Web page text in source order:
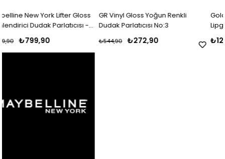
Gloss
-
GR Vinyl Gloss Yoğun Renkli
Dudak Parlatıcısı No:3
₺544,90
Golden Rose 3D Mega
Lipgloss NO:113
₺129,90